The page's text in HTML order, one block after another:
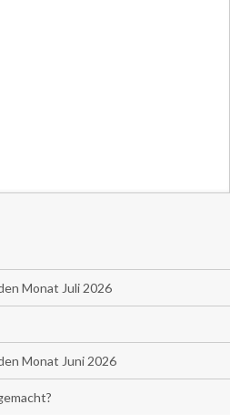
Monat Juli 2026
Monat Juni 2026